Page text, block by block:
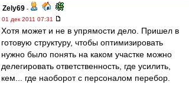
Zely69 -
01 дек 2011 07:31
Хотя может и не в упрямости дело. Пришел в
готовую структуру, чтобы оптимизировать
нужно было понять на каком участке можно
делегировать ответственность, где усилить,
кем... где наоборот с персоналом перебор.